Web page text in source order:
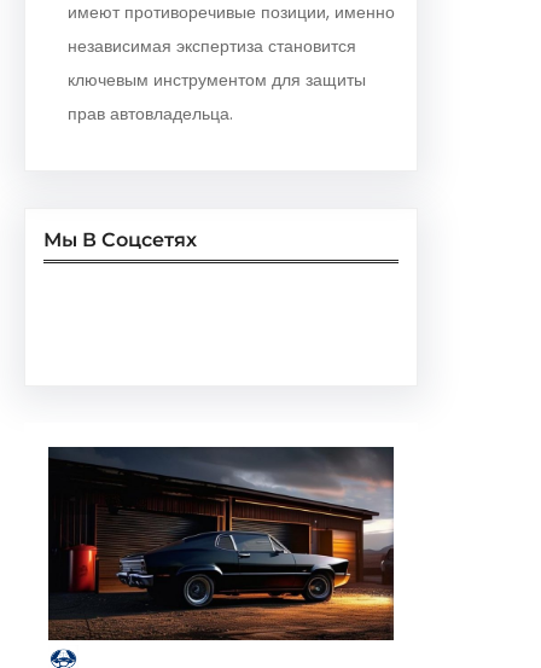
имеют противоречивые позиции, именно
независимая экспертиза становится
ключевым инструментом для защиты
прав автовладельца.
Мы В Соцсетях